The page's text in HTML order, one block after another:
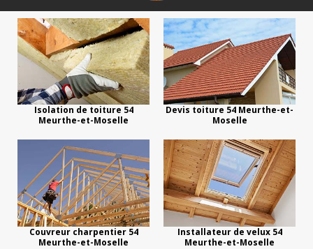
Isolation de toiture 54
Meurthe-et-Moselle
Devis toiture 54 Meurthe-et-
Moselle
Couvreur charpentier 54
Meurthe-et-Moselle
Installateur de velux 54
Meurthe-et-Moselle